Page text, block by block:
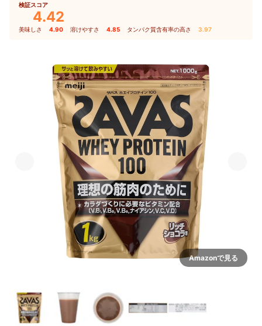
検証スコア
4.42
美味しさ 4.90 溶けやすさ 4.85 タンパク質含有率の高さ 3.97
Amazonで見る